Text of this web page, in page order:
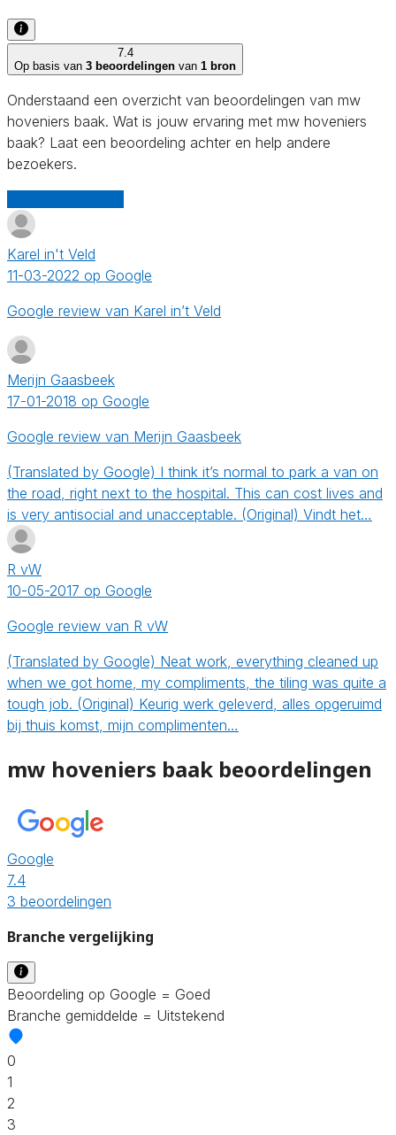
7.4
Op basis van 3 beoordelingen van 1 bron
Onderstaand een overzicht van beoordelingen van mw
hoveniers baak. Wat is jouw ervaring met mw hoveniers
baak? Laat een beoordeling achter en help andere
bezoekers.
Karel in't Veld
11-03-2022 op Google
Google review van Karel in’t Veld
Merijn Gaasbeek
17-01-2018 op Google
Google review van Merijn Gaasbeek
(Translated by Google) I think it’s normal to park a van on
the road, right next to the hospital. This can cost lives and
is very antisocial and unacceptable. (Original) Vindt het…
R vW
10-05-2017 op Google
Google review van R vW
(Translated by Google) Neat work, everything cleaned up
when we got home, my compliments, the tiling was quite a
tough job. (Original) Keurig werk geleverd, alles opgeruimd
bij thuis komst, mijn complimenten…
mw hoveniers baak beoordelingen
Google
7.4
3 beoordelingen
Branche vergelijking
Beoordeling op Google = Goed
Branche gemiddelde = Uitstekend
0
1
2
3